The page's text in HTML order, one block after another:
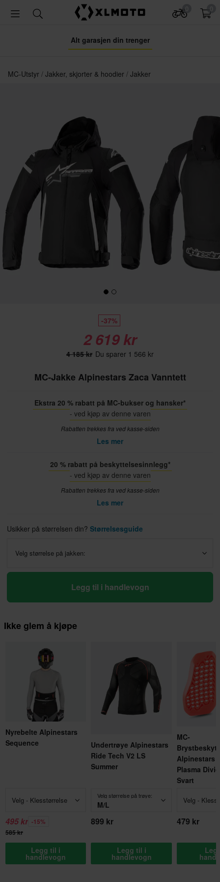
Alt garasjen din trenger
MC-Utstyr Jakker, skjorter & hoodier Jakker
-37%
2 619 kr
4 185 kr Du sparer 1 566 kr
MC-Jakke Alpinestars Zaca Vanntett
Ekstra 20 % rabatt på MC-bukser og hansker*
- ved kjøp av denne varen
Rabatten trekkes fra ved kasse-siden
Les mer
20 % rabatt på beskyttelsesinnlegg*
- ved kjøp av denne varen
Rabatten trekkes fra ved kasse-siden
Les mer
Usikker på størrelsen din? Størrelsesguide
Velg størrelse på jakken:
Legg til i handlevogn
Ikke glem å kjøpe
Nyrebelte Alpinestars
Sequence
Velg - Klesstørrelse
495 kr -15%
585 kr
Legg til i
handlevogn
Undertrøye Alpinestars
Ride Tech V2 LS
Summer
Velg størrelse på trøye:
M/L
899 kr
Legg til i
handlevogn
MC-
Alpinestars
Plasma
Svart
Velg -
479 kr